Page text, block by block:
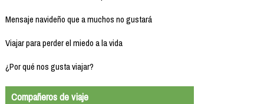
Mensaje navideño que a muchos no gustará
Viajar para perder el miedo a la vida
¿Por qué nos gusta viajar?
Compañeros de viaje